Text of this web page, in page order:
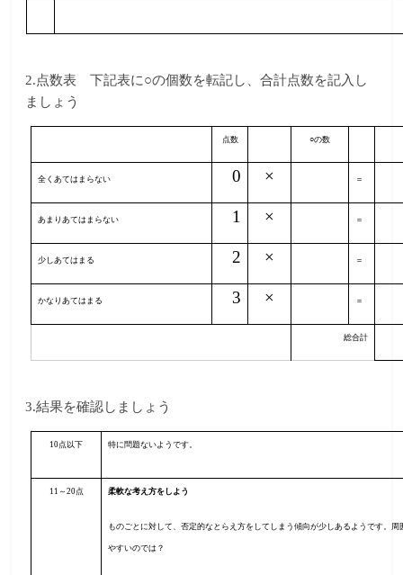
2.点数表 下記表に○の個数を転記し、合計点数を記入し
ましょう
点数 ○の数
全くあてはまらない 0 × ＝
あまりあてはまらない 1 × ＝
少しあてはまる 2 × ＝
かなりあてはまる 3 × ＝
総合計
3.結果を確認しましょう
10点以下 特に問題ないようです。
11 ～ 20点 柔軟な考え方をしよう
ものごとに対して、否定的なとらえ方をしてしまう傾向が少しあるようです。
やすいのでは？